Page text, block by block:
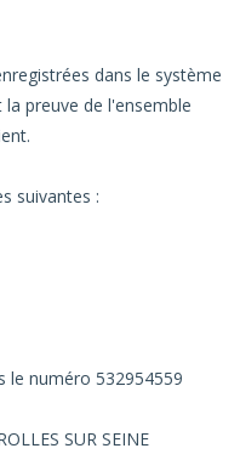
dans le système
preuve de l'ensemble
suivantes :
le numéro 532954559
SUR SEINE